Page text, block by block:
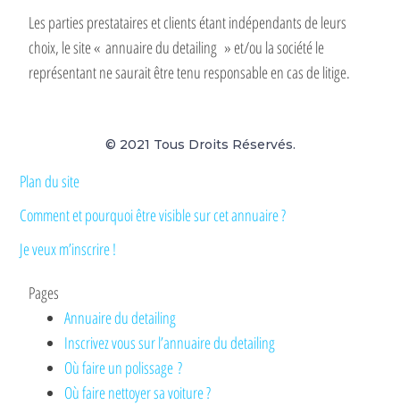
Les parties prestataires et clients étant indépendants de leurs
choix, le site « annuaire du detailing » et/ou la société le
représentant ne saurait être tenu responsable en cas de litige.
© 2021 Tous Droits Réservés.
Plan du site
Comment et pourquoi être visible sur cet annuaire ?
Je veux m’inscrire !
Pages
Annuaire du detailing
Inscrivez vous sur l’annuaire du detailing
Où faire un polissage ?
Où faire nettoyer sa voiture ?